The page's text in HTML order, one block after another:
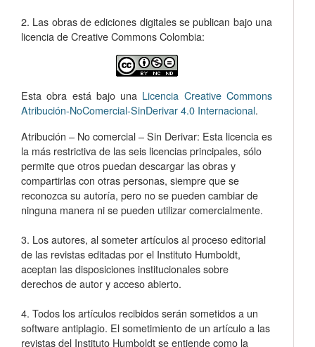
2. Las obras de ediciones digitales se publican bajo una
licencia de Creative Commons Colombia:
Esta obra está bajo una Licencia Creative Commons
Atribución-NoComercial-SinDerivar 4.0 Internacional.
Atribución – No comercial – Sin Derivar: Esta licencia es
la más restrictiva de las seis licencias principales, sólo
permite que otros puedan descargar las obras y
compartirlas con otras personas, siempre que se
reconozca su autoría, pero no se pueden cambiar de
ninguna manera ni se pueden utilizar comercialmente.
3. Los autores, al someter artículos al proceso editorial
de las revistas editadas por el Instituto Humboldt,
aceptan las disposiciones institucionales sobre
derechos de autor y acceso abierto.
4. Todos los artículos recibidos serán sometidos a un
software antiplagio. El sometimiento de un artículo a las
revistas del Instituto Humboldt se entiende como la